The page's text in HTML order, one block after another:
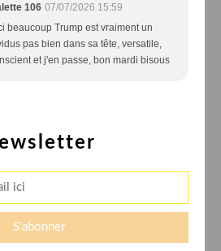
106 07/07/2026 15:59
beaucoup Trump est vraiment un
pas bien dans sa tête, versatile,
et j'en passe, bon mardi bisous